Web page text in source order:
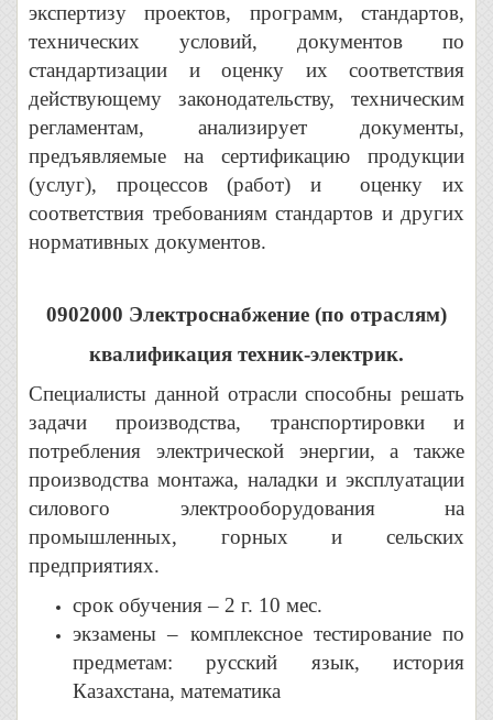
экспертизу проектов, программ, стандартов,
технических условий, документов по
стандартизации и оценку их соответствия
действующему законодательству, техническим
регламентам, анализирует документы,
предъявляемые на сертификацию продукции
(услуг), процессов (работ) и оценку их
соответствия требованиям стандартов и других
нормативных документов.
0902000 Электроснабжение (по отраслям)
квалификация техник-электрик.
Специалисты данной отрасли способны решать
задачи производства, транспортировки и
потребления электрической энергии, а также
производства монтажа, наладки и эксплуатации
силового электрооборудования на
промышленных, горных и сельских
предприятиях.
срок обучения – 2 г. 10 мес.
экзамены – комплексное тестирование по
предметам: русский язык, история
Казахстана, математика